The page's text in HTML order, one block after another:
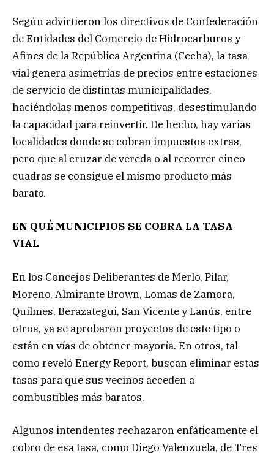
Según advirtieron los directivos de Confederación
de Entidades del Comercio de Hidrocarburos y
Afines de la República Argentina (Cecha), la tasa
vial genera asimetrías de precios entre estaciones
de servicio de distintas municipalidades,
haciéndolas menos competitivas, desestimulando
la capacidad para reinvertir. De hecho, hay varias
localidades donde se cobran impuestos extras,
pero que al cruzar de vereda o al recorrer cinco
cuadras se consigue el mismo producto más
barato.
EN QUÉ MUNICIPIOS SE COBRA LA TASA
VIAL
En los Concejos Deliberantes de Merlo, Pilar,
Moreno, Almirante Brown, Lomas de Zamora,
Quilmes, Berazategui, San Vicente y Lanús, entre
otros, ya se aprobaron proyectos de este tipo o
están en vías de obtener mayoría. En otros, tal
como reveló Energy Report, buscan eliminar estas
tasas para que sus vecinos acceden a
combustibles más baratos.
Algunos intendentes rechazaron enfáticamente el
cobro de esa tasa, como Diego Valenzuela, de Tres